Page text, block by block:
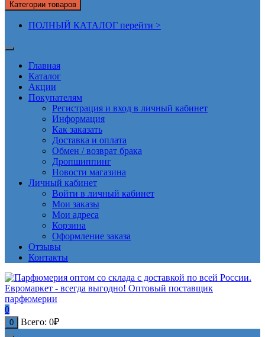
Категории товаров
ПОЛНЫЙ КАТАЛОГ перейти >
Главная
Каталог
Акции
Покупателям
Регистрация и вход в личный кабинет
Информация
Как заказать
Доставка и оплата
Обмен / возврат брака
Дропшиппинг
Новости магазина
Личный кабинет
Войти в личный кабинет
Мои заказы
Мои адреса
Корзина
Оформление заказа
Отзывы
Контакты
0
0 Всего: 0₽